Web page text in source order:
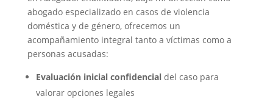
abogado especializado en casos de violencia
doméstica y de género, ofrecemos un
acompañamiento integral tanto a víctimas como a
personas acusadas:
Evaluación inicial confidencialdel caso para
valorar opciones legales